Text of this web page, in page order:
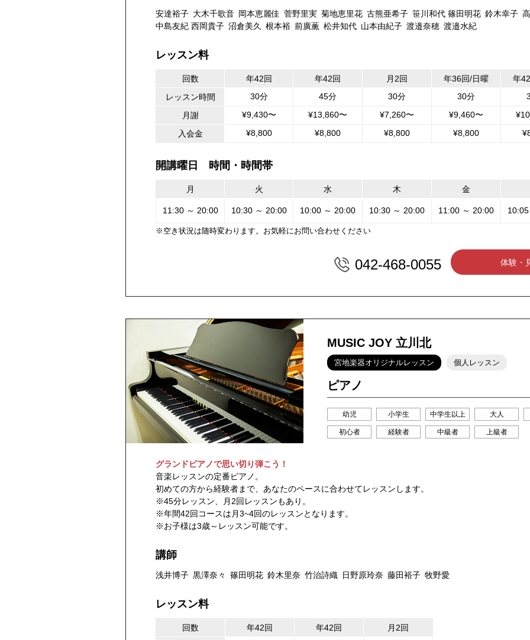
安達裕子 大木千歌音 岡本恵麗佳 菅野里実 菊地恵里花 古熊亜希子 笹川和代 篠田明花 鈴木幸子
中島友紀 西岡貴子 沼倉美久 根本裕 前廣薫 松井知代 山本由紀子 渡邉奈穂 渡邉水紀
レッスン料
回数 年42回 年42回 月2回 年36回/日曜
年
レッスン時間
30分 45分 30分 30分
月謝
¥9,430〜 ¥13,860〜 ¥7,260〜 ¥9,460〜
入会金
¥8,800 ¥8,800 ¥8,800 ¥8,800
開講曜日 時間・時間帯
月 火 水 木 金
11:30 ～ 20:00 10:30 ～ 20:00 10:00 ～ 20:00 10:30 ～ 20:00 11:00 ～ 20:00
※空き状況は随時変わります。お気軽にお問い合わせください
042-468-0055 体験・
MUSIC JOY 立川北
宮地楽器オリジナルレッスン 個人レッスン
ピアノ
幼児 小学生 中学生以上 大人
初心者 経験者 中級者 上級者
グランドピアノで思い切り弾こう！
音楽レッスンの定番ピアノ。
初めての方から経験者まで、あなたのペースに合わせてレッスンします。
※45分レッスン、月2回レッスンもあり。
※年間42回コースは月3~4回のレッスンとなります。
※お子様は3歳～レッスン可能です。
講師
浅井博子 黒澤奈々 篠田明花 鈴木里奈 竹治詩織 日野原玲奈 藤田裕子 牧野愛
レッスン料
回数 年42回 年42回
月2回